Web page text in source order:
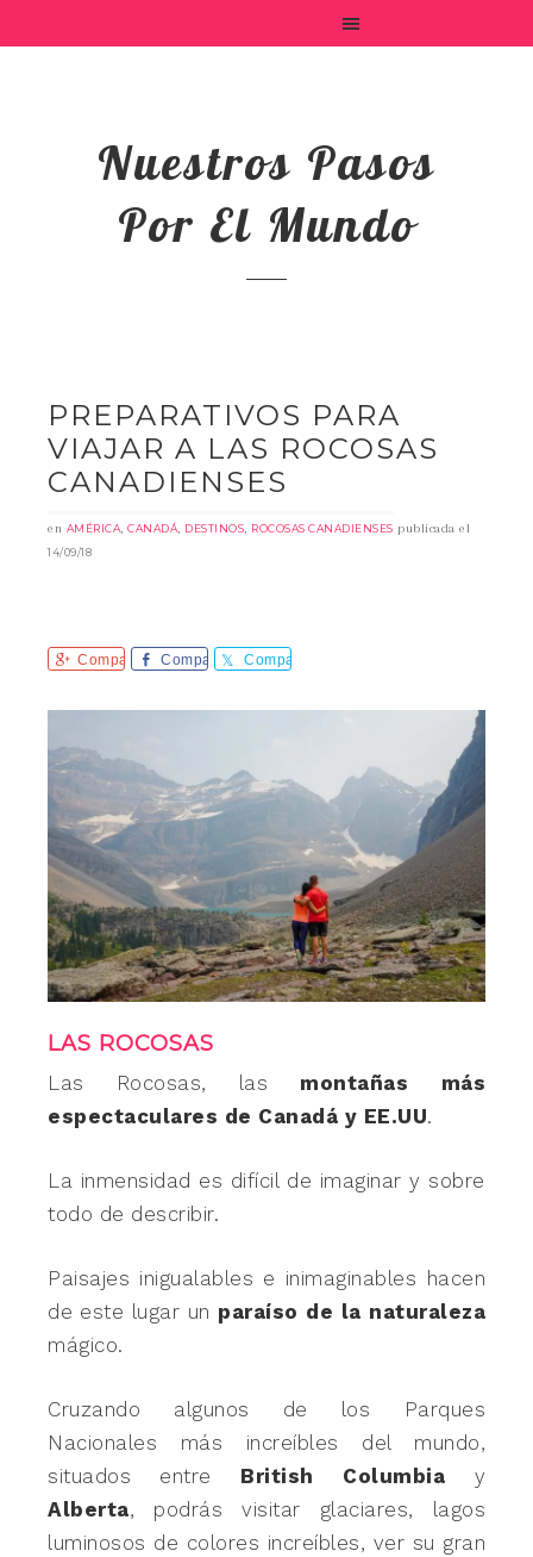
Nuestros Pasos
Por El Mundo
PREPARATIVOS PARA
VIAJAR A LAS ROCOSAS
CANADIENSES
en AMÉRICA, CANADÁ, DESTINOS, ROCOSAS CANADIENSES publicada el
14/09/18
Comparte Comparte Comparte
LAS ROCOSAS
Las Rocosas, las montañas más
espectaculares de Canadá y EE.UU.
La inmensidad es difícil de imaginar y sobre
todo de describir.
Paisajes inigualables e inimaginables hacen
de este lugar un paraíso de la naturaleza
mágico.
Cruzando algunos de los Parques
Nacionales más increíbles del mundo,
situados entre British Columbia y
Alberta, podrás visitar glaciares, lagos
luminosos de colores increíbles, ver su gran